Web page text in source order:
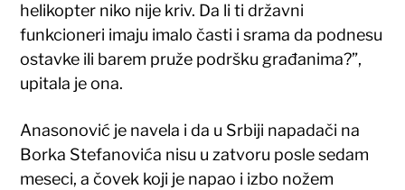
helikopter niko nije kriv. Da li ti državni
funkcioneri imaju imalo časti i srama da podnesu
ostavke ili barem pruže podršku građanima?”,
upitala je ona.
Anasonović je navela i da u Srbiji napadači na
Borka Stefanovića nisu u zatvoru posle sedam
meseci, a čovek koji je napao i izbo nožem